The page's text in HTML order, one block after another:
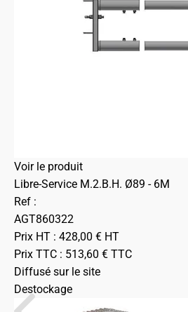
Voir le produit
Libre-Service M.2.B.H. Ø89 - 6M
Ref :
AGT860322
Prix HT : 428,00 € HT
Prix TTC : 513,60 € TTC
Diffusé sur le site
Destockage